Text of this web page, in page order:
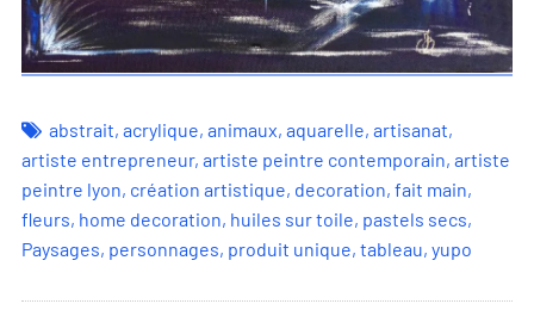
abstrait,acrylique,animaux,aquarelle,artisanat,
artiste entrepreneur, artiste peintre contemporain, artiste
peintre lyon, création artistique, decoration, fait main,
fleurs, home decoration, huiles sur toile, pastels secs,
Paysages, personnages, produit unique, tableau, yupo